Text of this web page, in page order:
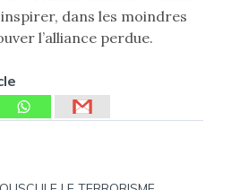
dans les moindres
l’alliance perdue.